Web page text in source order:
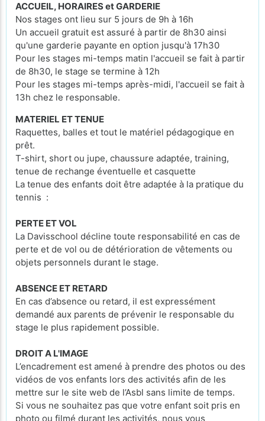
ACCUEIL, HORAIRES et GARDERIE
Nos stages ont lieu sur 5 jours de 9h à 16h
Un accueil gratuit est assuré à partir de 8h30 ainsi
qu'une garderie payante en option jusqu'à 17h30
Pour les stages mi-temps matin l'accueil se fait à partir
de 8h30, le stage se termine à 12h
Pour les stages mi-temps après-midi, l'accueil se fait à
13h chez le responsable.
MATERIEL ET TENUE
Raquettes, balles et tout le matériel pédagogique en
prêt.
T-shirt, short ou jupe, chaussure adaptée, training,
tenue de rechange éventuelle et casquette
La tenue des enfants doit être adaptée à la pratique du
tennis :
PERTE ET VOL
La Davisschool décline toute responsabilité en cas de
perte et de vol ou de détérioration de vêtements ou
objets personnels durant le stage.
ABSENCE ET RETARD
En cas d’absence ou retard, il est expressément
demandé aux parents de prévenir le responsable du
stage le plus rapidement possible.
DROIT A L'IMAGE
L’encadrement est amené à prendre des photos ou des
vidéos de vos enfants lors des activités afin de les
mettre sur le site web de l’Asbl sans limite de temps.
Si vous ne souhaitez pas que votre enfant soit pris en
photo ou filmé durant les activités, nous vous